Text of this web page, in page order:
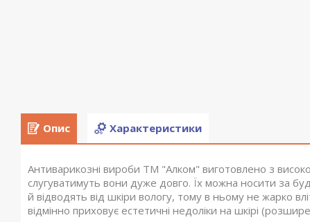
Опис Характеристики
Антиварикозні вироби ТМ "Алком" виготовлено з
слугуватимуть вони дуже довго. Їх можна носити за
й відводять від шкіри вологу, тому в ньому не жарко
відмінно приховує естетичні недоліки на шкірі